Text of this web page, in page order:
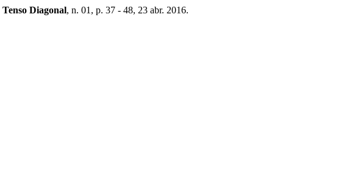
Tenso Diagonal, n. 01, p. 37 - 48, 23 abr. 2016.